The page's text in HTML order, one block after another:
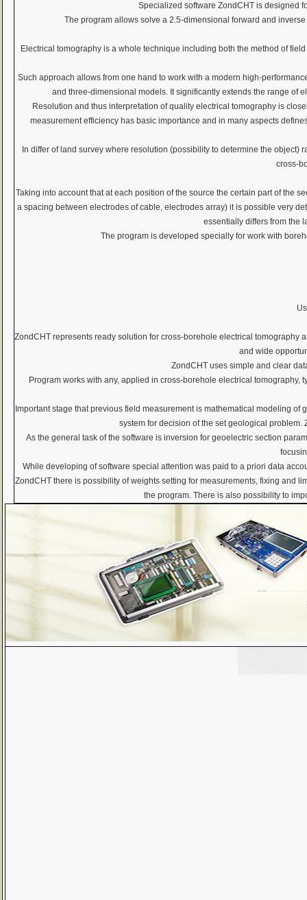
Specialized software ZondCHT is designed
The program allows solve a 2.5-dimensional forward and
Electrical tomography is a whole technique including both the method of
Such approach allows from one hand to work with a modern high-
and three-dimensional models. It significantly extends the range of
Resolution and thus interpretation of quality electrical tomography is
measurement efficiency has basic importance and in many aspects
In differ of land survey where resolution (possibility to determine the
cross-
Taking into account that at each position of the source the certain part of the
a spacing between electrodes of cable, electrodes array) it is possible very
essentially differs from the
The program is developed specially for work with
ZondCHT represents ready solution for cross-borehole electrical
and wide
ZondCHT uses simple and clear
Program works with any, applied in cross-borehole electrical
Important stage that previous field measurement is mathematical modeling
system for decision of the set geological
As the general task of the software is inversion for geoelectric section
While developing of software special attention was paid to a priori data
ZondCHT there is possibility of weights setting for measurements, fixing and
the program. There is also possibility to